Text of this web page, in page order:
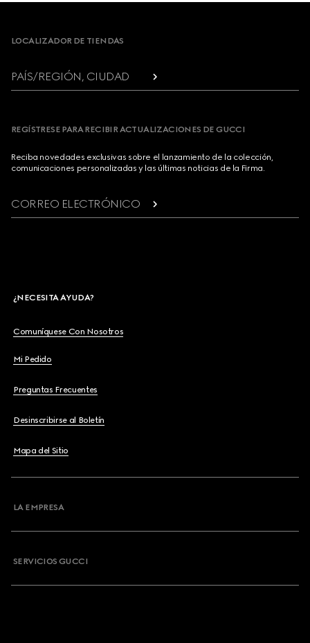
LOCALIZADOR DE TIENDAS
PAÍS/REGIÓN, CIUDAD
REGÍSTRESE PARA RECIBIR ACTUALIZACIONES DE GUCCI
Reciba novedades exclusivas sobre el lanzamiento de la colección,
comunicaciones personalizadas y las últimas noticias de la Firma.
CORREO ELECTRÓNICO
¿NECESITA AYUDA?
Comuníquese Con Nosotros
Mi Pedido
Preguntas Frecuentes
Desinscribirse al Boletín
Mapa del Sitio
LA EMPRESA
SERVICIOS GUCCI